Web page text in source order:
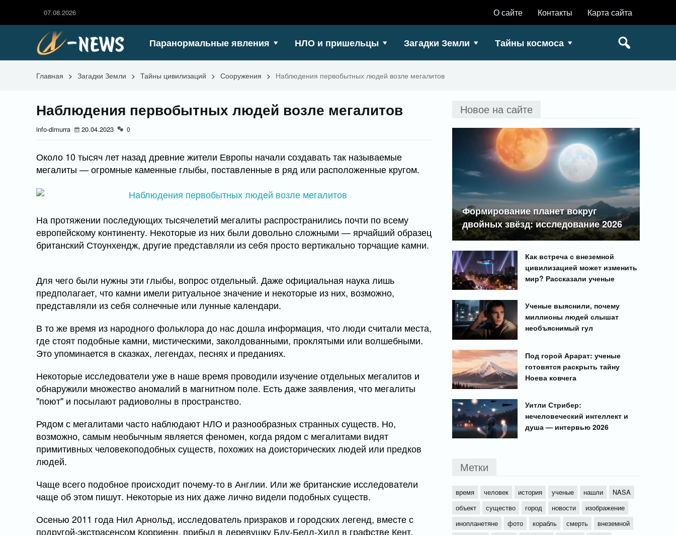
О сайте Контакты Карта сайта
07.08.2026
Паранормальные явления НЛО и пришельцы Загадки Земли Тайны космоса
Главная > Загадки Земли > Тайны цивилизаций > Сооружения > Наблюдения первобытных людей возле мегалитов
Наблюдения первобытных людей возле мегалитов
info-dimurra 20.04.2023 0
Около 10 тысяч лет назад древние жители Европы начали создавать так называемые
мегалиты — огромные каменные глыбы, поставленные в ряд или расположенные кругом.
На протяжении последующих тысячелетий мегалиты распространились почти по всему
европейскому континенту. Некоторые из них были довольно сложными — ярчайший образец
британский Стоунхендж, другие представляли из себя просто вертикально торчащие камни.
Для чего были нужны эти глыбы, вопрос отдельный. Даже официальная наука лишь
предполагает, что камни имели ритуальное значение и некоторые из них, возможно,
представляли из себя солнечные или лунные календари.
В то же время из народного фольклора до нас дошла информация, что люди считали места,
где стоят подобные камни, мистическими, заколдованными, проклятыми или волшебными.
Это упоминается в сказках, легендах, песнях и преданиях.
Некоторые исследователи уже в наше время проводили изучение отдельных мегалитов и
обнаружили множество аномалий в магнитном поле. Есть даже заявления, что мегалиты
"поют" и посылают радиоволны в пространство.
Рядом с мегалитами часто наблюдают НЛО и разнообразных странных существ. Но,
возможно, самым необычным является феномен, когда рядом с мегалитами видят
примитивных человекоподобных существ, похожих на доисторических людей или предков
людей.
Чаще всего подобное происходит почему-то в Англии. Или же британские исследователи
чаще об этом пишут. Некоторые из них даже лично видели подобных существ.
Осенью 2011 года Нил Арнольд, исследователь призраков и городских легенд, вместе с
подругой-экстрасенсом Корриенн, прибыл в деревушку Блу-Белл-Хилл в графстве Кент.
Новое на сайте
Формирование планет вокруг
двойных звёзд: исследование 2026
Как встреча с внеземной
цивилизацией может изменить
мир? Рассказали ученые
Ученые выяснили, почему
миллионы людей слышат
необъяснимый гул
Под горой Арарат: ученые
готовятся раскрыть тайну
Ноева ковчега
Уитли Стрибер:
нечеловеческий интеллект и
душа — интервью 2026
Метки
время человек история ученые нашли
NASA
объект
существо город новости
изображение
инопланетяне
фото корабль смерть
внеземной